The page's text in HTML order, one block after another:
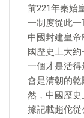
前221年秦始
一制度從此一
中國封建皇
國歷史上大
一個才是活
會是清朝的
然，中國歷史
據記載趙佗